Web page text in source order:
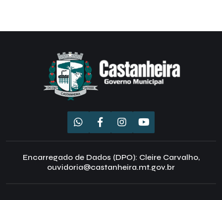
Encarregado de Dados (DPO): Cleire Carvalho,
ouvidoria@castanheira.mt.gov.br